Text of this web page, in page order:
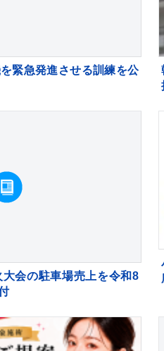
緊急発進させる訓練を公
会の駐車場売上を令和8